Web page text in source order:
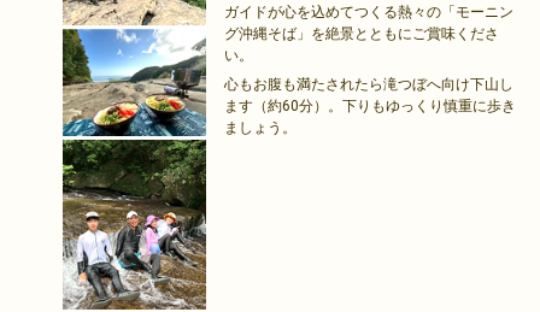
ガイドが心を込めてつくる熱々の「モーニン
グ沖縄そば」を絶景とともにご賞味くださ
い。
心もお腹も満たされたら滝つぼへ向け下山し
ます（約60分）。下りもゆっくり慎重に歩き
ましょう。